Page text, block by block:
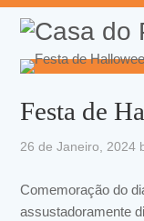
Festa de
26 de Janeiro, 2024
Comemoração do
assustadoramente